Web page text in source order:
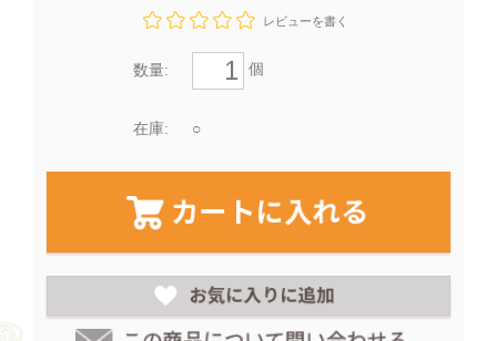
レビューを書く
数量: 個
在庫: ○